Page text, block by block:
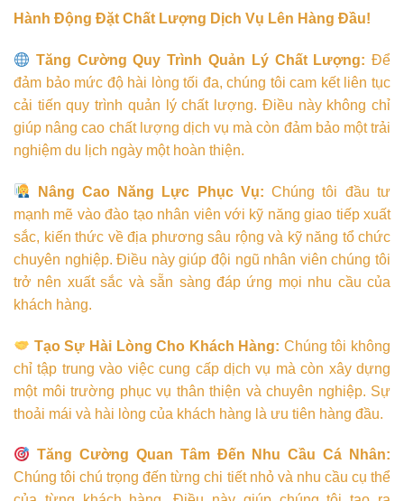
Hành Động Đặt Chất Lượng Dịch Vụ Lên Hàng Đầu!
Tăng Cường Quy Trình Quản Lý Chất Lượng: Để
đảm bảo mức độ hài lòng tối đa, chúng tôi cam kết liên tục
cải tiến quy trình quản lý chất lượng. Điều này không chỉ
giúp nâng cao chất lượng dịch vụ mà còn đảm bảo một trải
nghiệm du lịch ngày một hoàn thiện.
Nâng Cao Năng Lực Phục Vụ: Chúng tôi đầu tư
mạnh mẽ vào đào tạo nhân viên với kỹ năng giao tiếp xuất
sắc, kiến thức về địa phương sâu rộng và kỹ năng tổ chức
chuyên nghiệp. Điều này giúp đội ngũ nhân viên chúng tôi
trở nên xuất sắc và sẵn sàng đáp ứng mọi nhu cầu của
khách hàng.
Tạo Sự Hài Lòng Cho Khách Hàng: Chúng tôi không
chỉ tập trung vào việc cung cấp dịch vụ mà còn xây dựng
một môi trường phục vụ thân thiện và chuyên nghiệp. Sự
thoải mái và hài lòng của khách hàng là ưu tiên hàng đầu.
Tăng Cường Quan Tâm Đến Nhu Cầu Cá Nhân:
Chúng tôi chú trọng đến từng chi tiết nhỏ và nhu cầu cụ thể